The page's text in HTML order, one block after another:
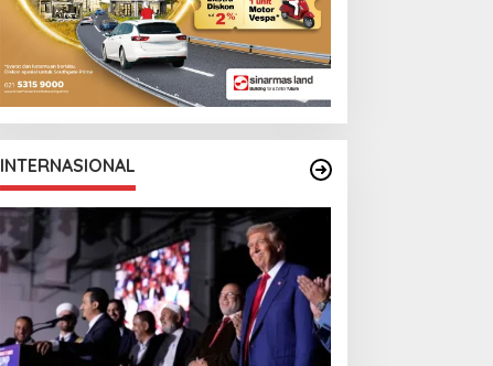
INTERNASIONAL